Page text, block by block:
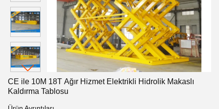
CE ile 10M 18T Ağır Hizmet Elektrikli Hidrolik Makaslı
Kaldırma Tablosu